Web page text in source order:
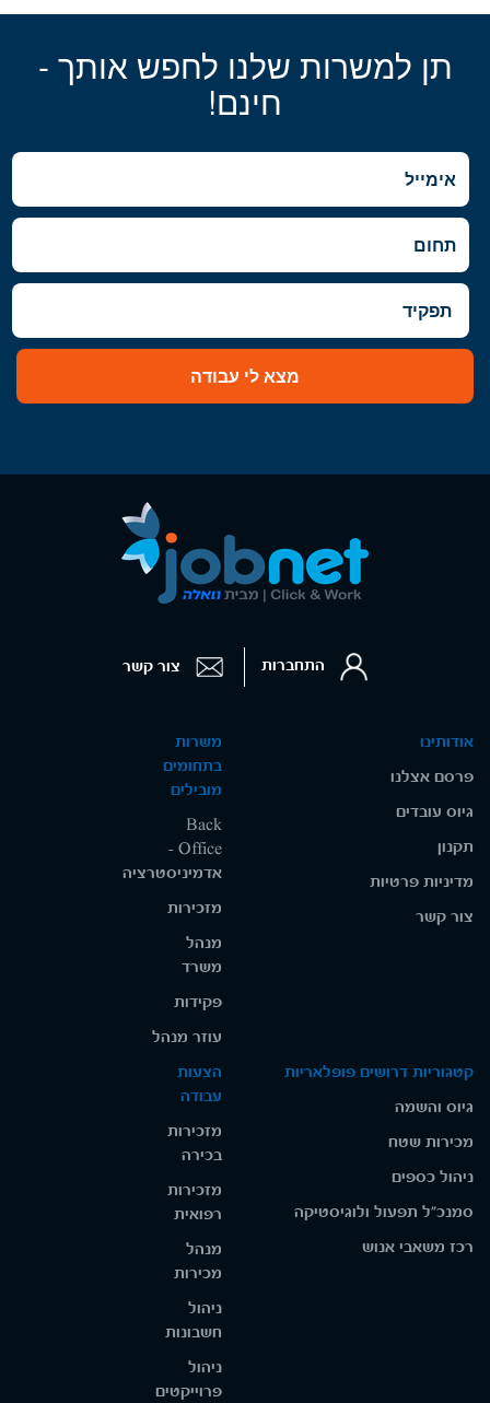
תן למשרות שלנו לחפש אותך -
חינם!
מצא לי עבודה
אודותינו
פרסם אצלנו
גיוס עובדים
תקנון
מדיניות פרטיות
צור קשר
משרות
בתחומים
מובילים
Back
Office -
אדמיניסטרציה
מזכירות
מנהל
משרד
פקידות
עוזר מנהל
קטגוריות דרושים פופלאריות
גיוס והשמה
מכירות שטח
ניהול כספים
סמנכ"ל תפעול ולוגיסטיקה
רכז משאבי אנוש
הצעות
עבודה
מזכירות
בכירה
מזכירות
רפואית
מנהל
מכירות
ניהול
חשבונות
ניהול
פרוייקטים